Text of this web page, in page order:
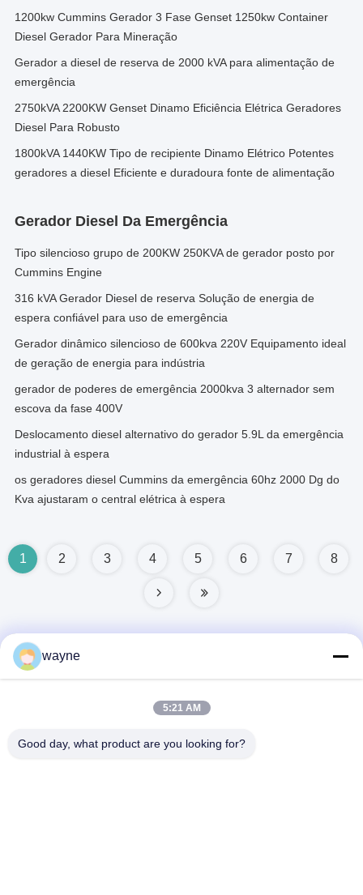
1200kw Cummins Gerador 3 Fase Genset 1250kw Container
Diesel Gerador Para Mineração
Gerador a diesel de reserva de 2000 kVA para alimentação de
emergência
2750kVA 2200KW Genset Dinamo Eficiência Elétrica Geradores
Diesel Para Robusto
1800kVA 1440KW Tipo de recipiente Dinamo Elétrico Potentes
geradores a diesel Eficiente e duradoura fonte de alimentação
Gerador Diesel Da Emergência
Tipo silencioso grupo de 200KW 250KVA de gerador posto por
Cummins Engine
316 kVA Gerador Diesel de reserva Solução de energia de
espera confiável para uso de emergência
Gerador dinâmico silencioso de 600kva 220V Equipamento ideal
de geração de energia para indústria
gerador de poderes de emergência 2000kva 3 alternador sem
escova da fase 400V
Deslocamento diesel alternativo do gerador 5.9L da emergência
industrial à espera
os geradores diesel Cummins da emergência 60hz 2000 Dg do
Kva ajustaram o central elétrica à espera
1 2 3 4 5 6 7 8
No. 1, estrada de Xinglong ?a, zona industrial de
wayne
5:21 AM
Good day, what product are you looking for?